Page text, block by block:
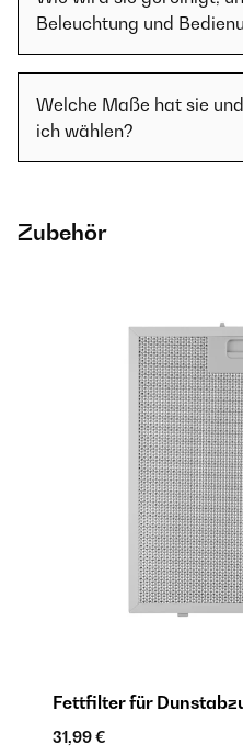
Beleuchtung und
Welche Maße hat sie
ich wählen?
Zubehör
Fettfilter für
31,99 €